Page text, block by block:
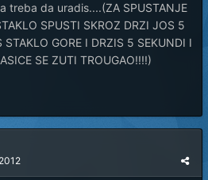
treba da uradis....(ZA SPUSTANJE
SPUSTI SKROZ DRZI JOS 5
STAKLO GORE I DRZIS 5 SEKUNDI I
SE ZUTI TROUGAO!!!!)